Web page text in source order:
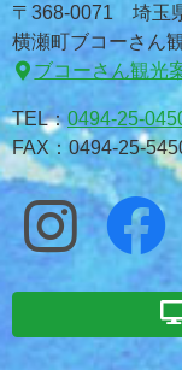
〒368-0071 埼玉
横瀬町ブコーさん
ブコーさん観光
TEL： 0494-25-
FAX：0494-25-